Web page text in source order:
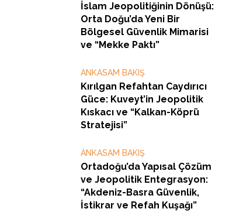
İslam Jeopolitiğinin Dönüşü:
Orta Doğu’da Yeni Bir
Bölgesel Güvenlik Mimarisi
ve “Mekke Paktı”
ANKASAM BAKIŞ
Kırılgan Refahtan Caydırıcı
Güce: Kuveyt’in Jeopolitik
Kıskacı ve “Kalkan-Köprü
Stratejisi”
ANKASAM BAKIŞ
Ortadoğu’da Yapısal Çözüm
ve Jeopolitik Entegrasyon:
“Akdeniz-Basra Güvenlik,
İstikrar ve Refah Kuşağı”